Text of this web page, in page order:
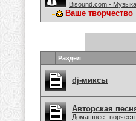
Bisound.com -
Ваше творчество
Раздел
dj-миксы
Авторская
Домашнее